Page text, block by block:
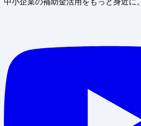
中小企業の補助金活用をもっと身近に。